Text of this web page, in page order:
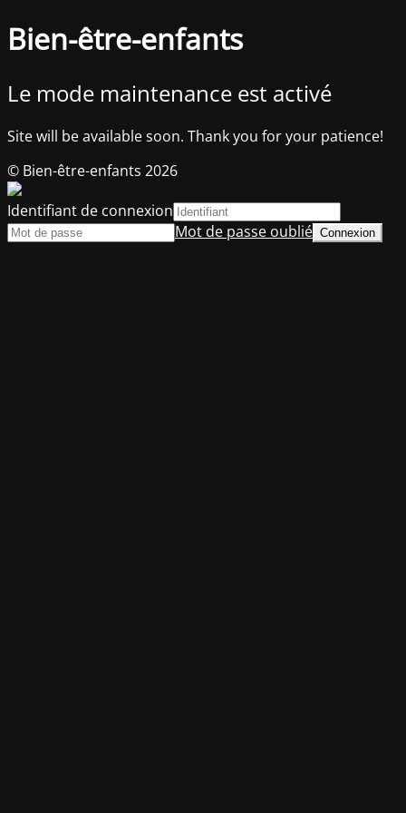
Bien-être-enfants
Le mode maintenance est activé
Site will be available soon. Thank you for your patience!
© Bien-être-enfants 2026
Identifiant de connexion
Mot de passe oublié